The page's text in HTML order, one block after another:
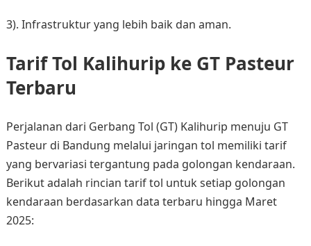
3). Infrastruktur yang lebih baik dan aman.
Tarif Tol Kalihurip ke GT Pasteur
Terbaru
Perjalanan dari Gerbang Tol (GT) Kalihurip menuju GT
Pasteur di Bandung melalui jaringan tol memiliki tarif
yang bervariasi tergantung pada golongan kendaraan.
Berikut adalah rincian tarif tol untuk setiap golongan
kendaraan berdasarkan data terbaru hingga Maret
2025:​